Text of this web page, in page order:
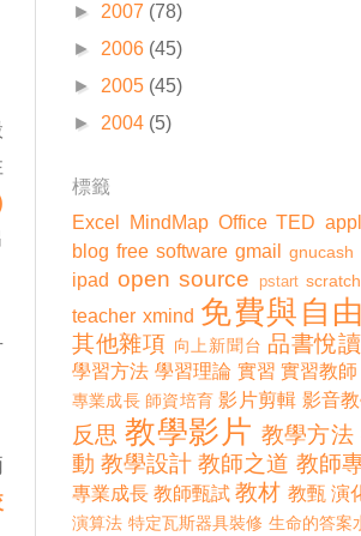
► 2007 (78)
► 2006 (45)
► 2005 (45)
► 2004 (5)
標籤
Excel
MindMap Office TED
blog free software gmail gnucash
ipad open source pstart scratch
teacher xmind 免費與自
其他雜項 向上新聞台 品書悅讀
學習方法 學習理論 實習 實習教師
專業成長 師資培育 影片剪輯 影音
反思 教學影片 教學方法
動 教學設計 教師之道 教師
專業成長 教師甄試 教材 教甄 演
演算法 特定瓦斯器具裝修 生命的答案